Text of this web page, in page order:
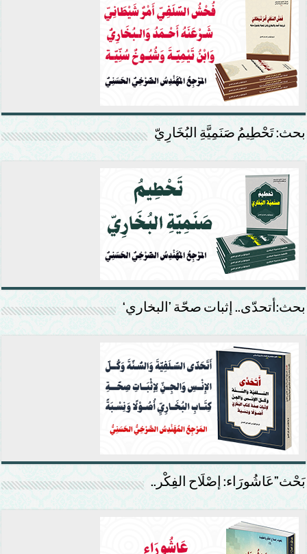
بحث: تَحْطِيمُ صَنَمِيَّةِ البُخَارِيّ
بحث:أتحدّى.. إثبات صحّة ’البخاري‘
بَحْث”عَاشُورَاء: إصْلَاح الفِكْر..